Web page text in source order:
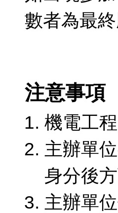
數者為最終
注意事項
機電工
主辦單
身分後方
主辦單